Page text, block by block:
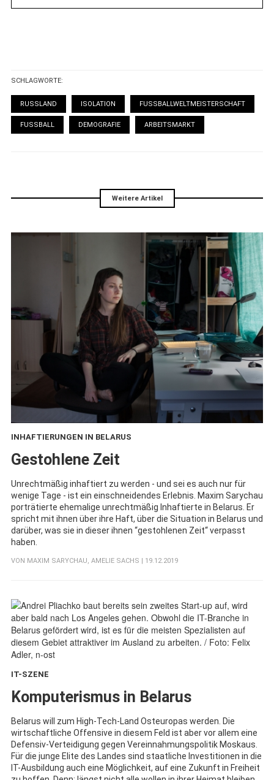
SCHLAGWORTE:
RUSSLAND ISOLATION FUSSBALLWELTMEISTERSCHAFT
FUSSBALL DEMOGRAFIE ARBEITSMARKT
Weitere Artikel
INHAFTIERUNGEN IN BELARUS
Gestohlene Zeit
Unrechtmäßig inhaftiert zu werden - und sei es auch nur für
wenige Tage - ist ein einschneidendes Erlebnis. Maxim Sarychau
porträtierte ehemalige unrechtmäßig Inhaftierte in Belarus. Er
spricht mit ihnen über ihre Haft, über die Situation in Belarus und
darüber, was sie in dieser ihnen “gestohlenen Zeit“ verpasst
haben.
VON MAXIM SARYCHAU, AMELIE SACHS | 19.12.2019
IT-SZENE
Komputerismus in Belarus
Belarus will zum High-Tech-Land Osteuropas werden. Die
wirtschaftliche Offensive in diesem Feld ist aber vor allem eine
Defensiv-Verteidigung gegen Vereinnahmungspolitik Moskaus.
Für die junge Elite des Landes sind staatliche Investitionen in die
IT-Ausbildung auch eine Möglichkeit, auf eine Zukunft in Freiheit